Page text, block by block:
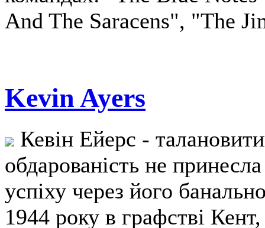
And The Saracens", "The
Kevin Ayers
Кевін Ейерс -
обдарованість не
успіху через його
1944 року в графстві